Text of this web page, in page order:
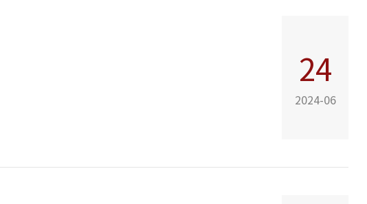
24
2024-06